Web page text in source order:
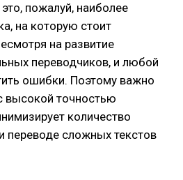
пожалуй, наиболее
на которую стоит
на развитие
переводчиков, и любой
ошибки. Поэтому важно
высокой точностью
количество
переводе сложных текстов